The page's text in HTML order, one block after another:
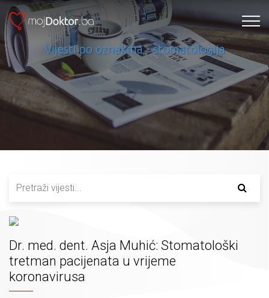
Vijesti po oznakma - stomatologija
Dr. med. dent. Asja Muhić: Stomatološki
tretman pacijenata u vrijeme
koronavirusa